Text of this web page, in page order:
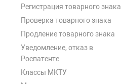
Регистрация товарного знака
Проверка товарного знака
Продление товарного знака
Уведомление, отказ в
Роспатенте
Классы МКТУ